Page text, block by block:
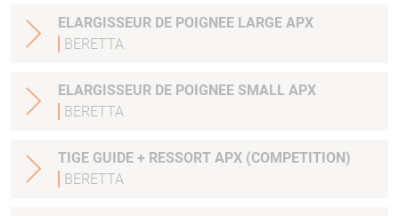
ELARGISSEUR DE POIGNEE LARGE APX
BERETTA
ELARGISSEUR DE POIGNEE SMALL APX
BERETTA
TIGE GUIDE + RESSORT APX (COMPETITION)
BERETTA